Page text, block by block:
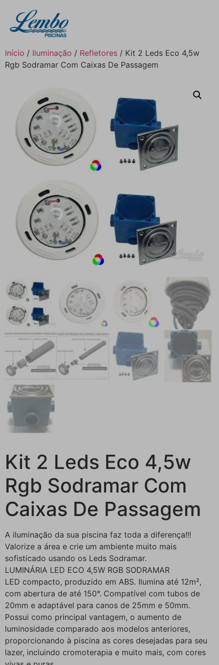
Início / Iluminação / Refletores / Kit 2 Leds Eco 4,5w
Rgb Sodramar Com Caixas De Passagem
Kit 2 Leds Eco 4,5w
Rgb Sodramar Com
Caixas De Passagem
A iluminação da sua piscina faz toda a diferença!!!
Valorize a área e crie um ambiente muito mais
sofisticado usando os Leds Sodramar.
LUMINÁRIA LED ECO 4,5W RGB SODRAMAR
LED compacto, produzido em ABS. Ilumina até 12m²,
com abertura de até 150°. Compatível com tubos de
20mm e adaptável para canos de 25mm e 50mm.
Possui como principal vantagem, o aumento de
luminosidade comparado aos modelos anteriores,
proporcionando à piscina as cores desejadas para seu
lazer, incluindo cromoterapia e muito mais, com cores